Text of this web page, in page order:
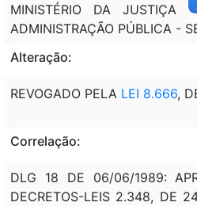
MINISTÉRIO DA JUSTIÇA
ADMINISTRAÇÃO PÚBLICA -
Alteração:
REVOGADO PELA LEI 8.666,
Correlação:
DLG 18 DE 06/06/1989:
DECRETOS-LEIS 2.348, DE